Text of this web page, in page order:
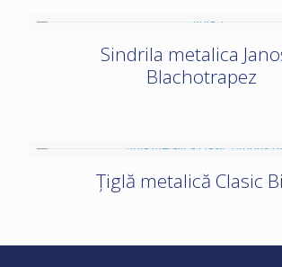
Sindrila metalica
Blachotrapez
Țiglă metalică Clasic